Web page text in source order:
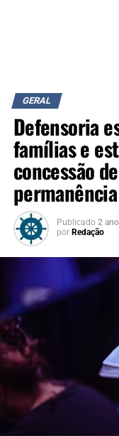
GERAL
Defensoria
famílias e
concessão
permanência
Publicado 2
por Redação